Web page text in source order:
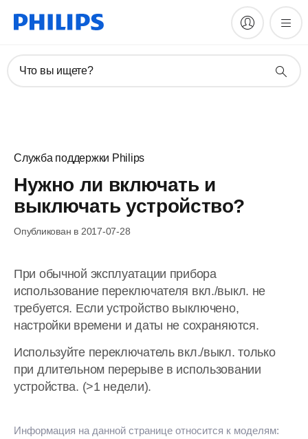
Что вы ищете?
Служба поддержки Philips
Нужно ли включать и
выключать устройство?
Опубликован в 2017-07-28
При обычной эксплуатации прибора
использование переключателя вкл./выкл. не
требуется. Если устройство выключено,
настройки времени и даты не сохраняются.
Используйте переключатель вкл./выкл. только
при длительном перерыве в использовании
устройства. (>1 недели).
Информация на данной странице относится к моделям: